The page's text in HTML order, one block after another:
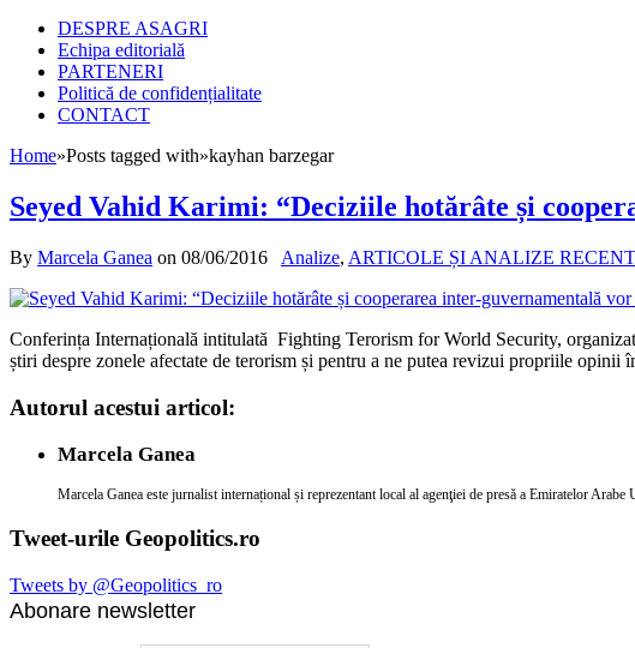
DESPRE ASAGRI
Echipa editorială
PARTENERI
Politică de confidențialitate
CONTACT
Home»Posts tagged with»kayhan barzegar
Seyed Vahid Karimi: “Deciziile hotărâte și
By Marcela Ganea on 08/06/2016 Analize, ARTICOLE ȘI ANALIZE
Conferința Internațională intitulată Fighting Terorism for World Security,
știri despre zonele afectate de terorism și pentru a ne putea revizui propriile
Autorul acestui articol:
Marcela Ganea
Marcela Ganea este jurnalist internațional și reprezentant local al agenţiei de presă a Emiratelor Arabe
Tweet-urile Geopolitics.ro
Tweets by @Geopolitics_ro
Abonare newsletter